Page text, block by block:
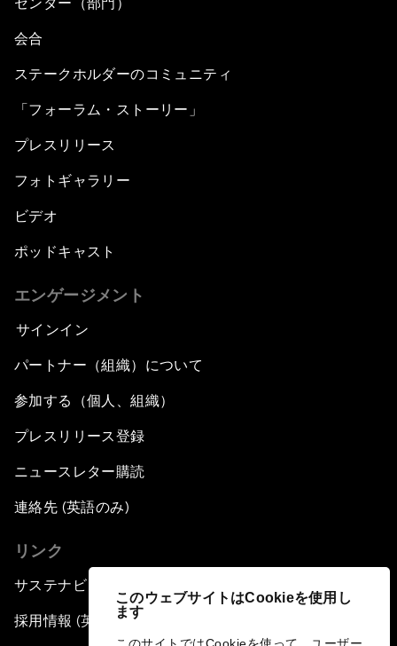
このウェブサイトはCookieを使用し
ます
会合
ステークホルダーのコミュニティ
「フォーラム・ストーリー」
プレスリリース
フォトギャラリー
ビデオ
ポッドキャスト
エンゲージメント
サインイン
パートナー（組織）について
参加する（個人、組織）
プレスリリース登録
ニュースレター購読
連絡先 (英語のみ)
リンク
サステナビリティへの取り組み
採用情報 (英語のみ)